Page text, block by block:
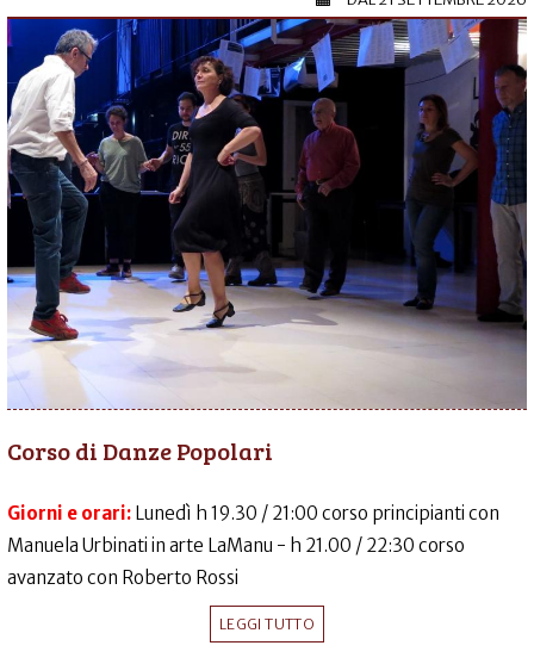
Corso di Danze Popolari
Giorni e orari: Lunedì h 19.30 / 21:00 corso principianti con
Manuela Urbinati in arte LaManu - h 21.00 / 22:30 corso
avanzato con Roberto Rossi
LEGGI TUTTO